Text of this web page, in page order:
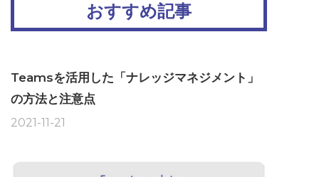
おすすめ記事
Teamsを活用した「ナレッジマネジメント」
の方法と注意点
2021-11-21